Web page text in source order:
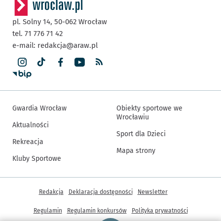
pl. Solny 14, 50-062 Wrocław
tel. 71 776 71 42
e-mail: redakcja@araw.pl
Gwardia Wrocław
Aktualności
Rekreacja
Kluby Sportowe
Obiekty sportowe we
Wrocławiu
Sport dla Dzieci
Mapa strony
Inne informacje
Redakcja Deklaracja dostępności Newsletter
Regulamin Regulamin konkursów
Polityka prywatności